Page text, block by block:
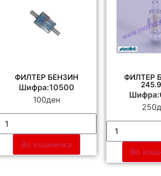
ФИЛТЕР БЕНЗИН
Шифра:10500
100ден
Во кошничка
ФИЛТЕР
250
Во